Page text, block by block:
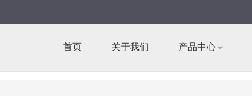
首页 关于我们 产品中心